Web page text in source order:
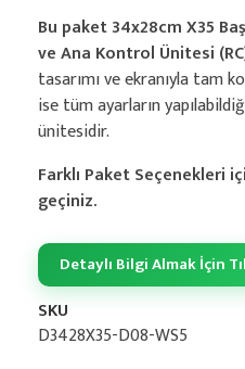
Bu paket 34x28cm X35
ve Ana Kontrol Ünitesi
tasarımı ve ekranıyla tam
ise tüm ayarların
ünitesidir.
Farklı Paket Seçenekleri
geçiniz.
Detaylı Bilgi Almak İçin
SKU
D3428X35-D08-WS5